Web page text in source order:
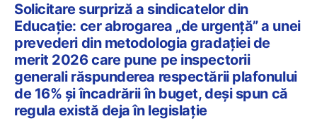
Solicitare surpriză a sindicatelor din
Educație: cer abrogarea „de urgență” a unei
prevederi din metodologia gradației de
merit 2026 care pune pe inspectorii
generali răspunderea respectării plafonului
de 16% și încadrării în buget, deși spun că
regula există deja în legislație